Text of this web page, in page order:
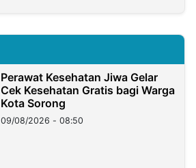
Perawat Kesehatan Jiwa Gelar
Cek Kesehatan Gratis bagi Warga
Kota Sorong
09/08/2026 - 08:50